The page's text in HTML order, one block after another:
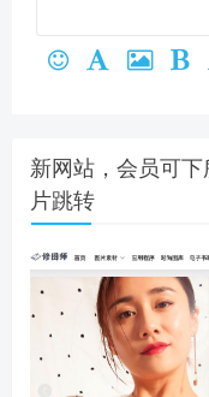
新网站，会员可
片跳转